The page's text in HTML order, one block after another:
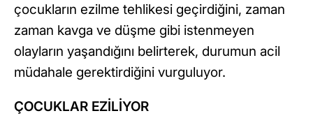
çocukların ezilme tehlikesi geçirdiğini, zaman
zaman kavga ve düşme gibi istenmeyen
olayların yaşandığını belirterek, durumun acil
müdahale gerektirdiğini vurguluyor.
ÇOCUKLAR EZİLİYOR